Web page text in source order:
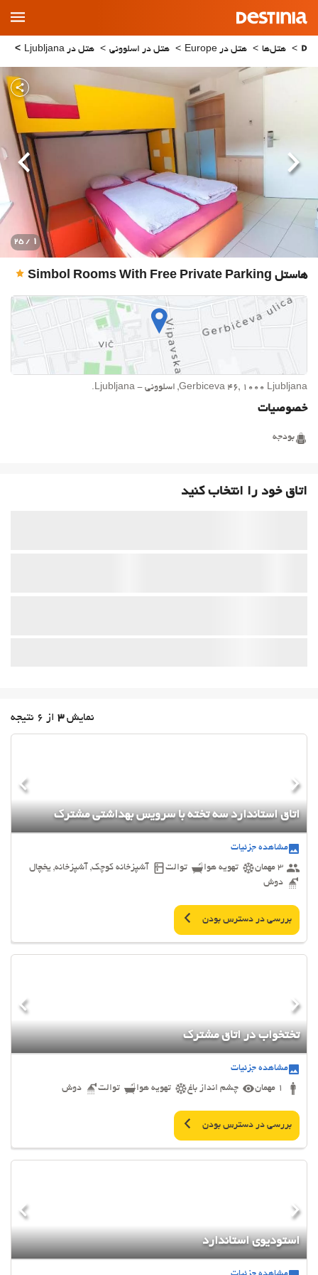
Main
Menu
هتل‌ها هتل در Europe هتل در اسلوونی هتل در Ljubljana
هاستل Simbol Rooms With Free Private Parking
1
/ 25
قبلی بعدی
Gerbiceva 46, 1000 Ljubljana, اسلوونی - Ljubljana.
خصوصیات
بودجه
اتاق خود را انتخاب کنید
نمایش3 از 6 نتیجه
اتاق استاندارد سه تخته با سرویس بهداشتی مشترک
مشاهده جزئیات
3 مهمان
تهویه هوا توالت
آشپزخانه کوچک, آشپزخانه, یخچال
دوش
بررسی در دسترس بودن
تختخواب در اتاق مشترک
مشاهده جزئیات
1 مهمان
چشم انداز باغ تهویه هوا توالت دوش
بررسی در دسترس بودن
استودیوی استاندارد